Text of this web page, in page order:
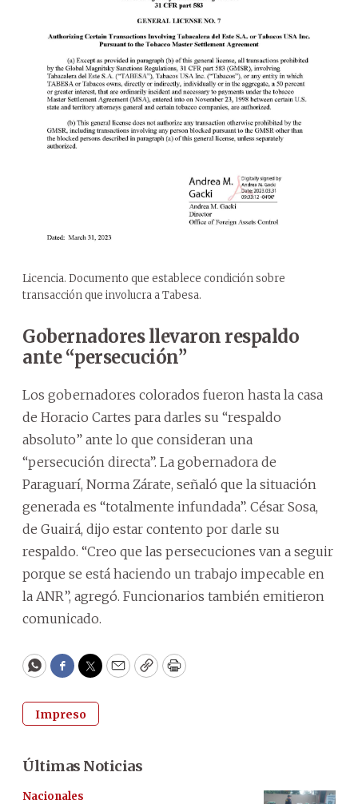
Licencia. Documento que establece condición sobre
transacción que involucra a Tabesa.
Gobernadores llevaron respaldo
ante “persecución”
Los gobernadores colorados fueron hasta la casa
de Horacio Cartes para darles su “respaldo
absoluto” ante lo que consideran una
“persecución directa”. La gobernadora de
Paraguarí, Norma Zárate, señaló que la situación
generada es “totalmente infundada”. César Sosa,
de Guairá, dijo estar contento por darle su
respaldo. “Creo que las persecuciones van a seguir
porque se está haciendo un trabajo impecable en
la ANR”, agregó. Funcionarios también emitieron
comunicado.
WhatsApp
Facebook
Twitter
EmailCopyPrint
Impreso
Últimas Noticias
Nacionales